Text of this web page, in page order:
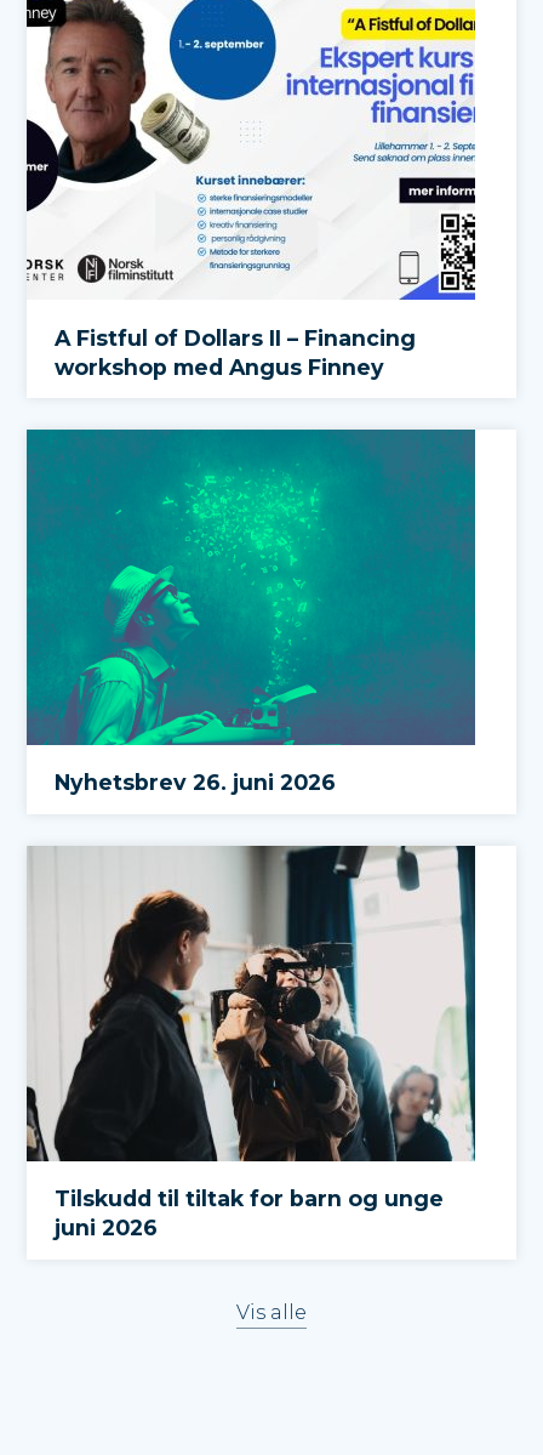
A Fistful of Dollars II – Financing
workshop med Angus Finney
Nyhetsbrev 26. juni 2026
Tilskudd til tiltak for barn og unge
juni 2026
Vis alle